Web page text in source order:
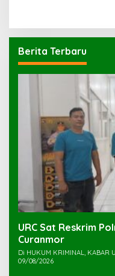
Berita Terbaru
URC Sat Reskrim
Di HUKUM KRIMINAL, KABAR
09/08/2026